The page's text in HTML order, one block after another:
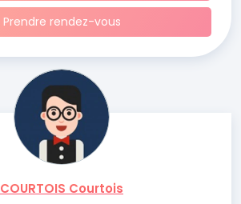
Prendre rendez-vous
COURTOIS Courtois